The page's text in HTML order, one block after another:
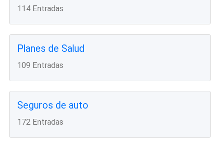
114 Entradas
Planes de Salud
109 Entradas
Seguros de auto
172 Entradas